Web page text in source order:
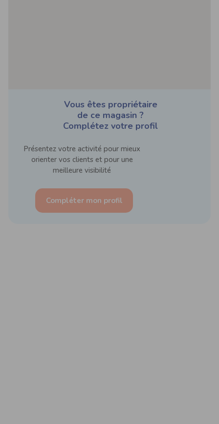
Vous êtes propriétaire
de ce magasin ?
Complétez votre profil
Présentez votre activité pour mieux
orienter vos clients et pour une
meilleure visibilité
Compléter mon profil